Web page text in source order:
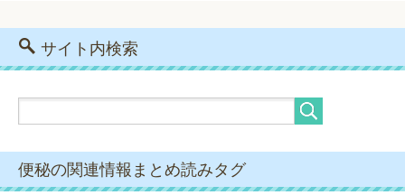
サイト内検索
便秘の関連情報まとめ読みタグ